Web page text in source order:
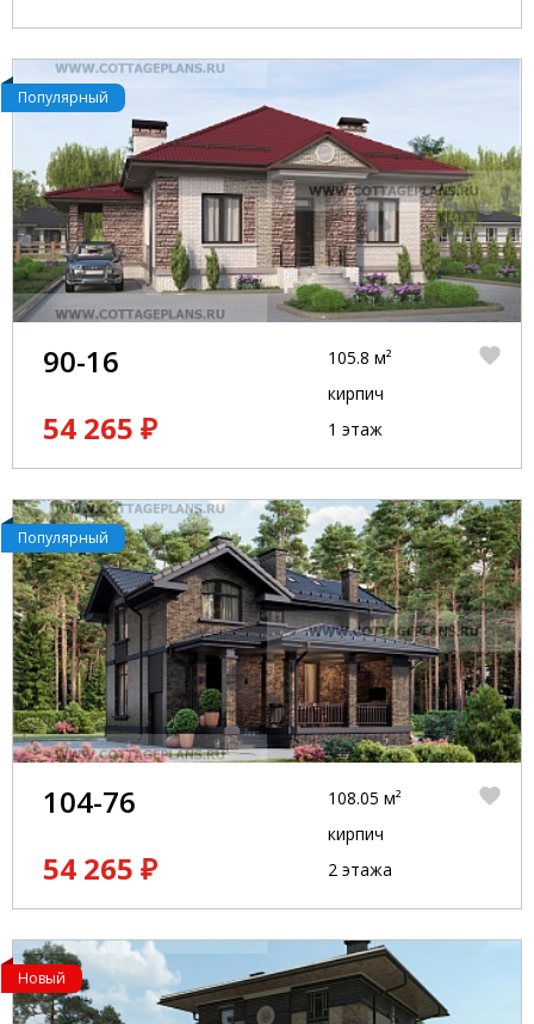
Популярный
90-16
54 265 ₽
105.8 м²
кирпич
1 этаж
Популярный
104-76
54 265 ₽
108.05 м²
кирпич
2 этажа
Новый